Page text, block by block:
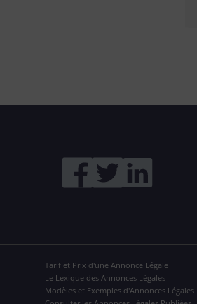
Tarif et Prix d'une Annonce Légale
Le Lexique des Annonces Légales
Modèles et Exemples d'Annonces Légales